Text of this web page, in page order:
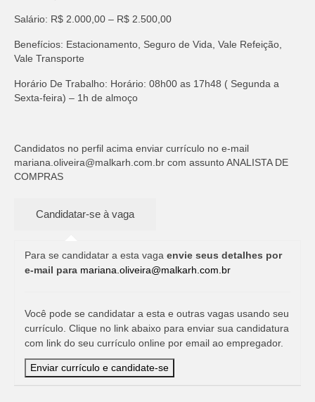
Salário: R$ 2.000,00 – R$ 2.500,00
Benefícios: Estacionamento, Seguro de Vida, Vale Refeição,
Vale Transporte
Horário De Trabalho: Horário: 08h00 as 17h48 ( Segunda a
Sexta-feira) – 1h de almoço
Candidatos no perfil acima enviar currículo no e-mail
mariana.oliveira@malkarh.com.br com assunto ANALISTA DE
COMPRAS
Para se candidatar a esta vaga envie seus detalhes por
e-mail para mariana.oliveira@malkarh.com.br
Você pode se candidatar a esta e outras vagas usando seu
currículo. Clique no link abaixo para enviar sua candidatura
com link do seu currículo online por email ao empregador.